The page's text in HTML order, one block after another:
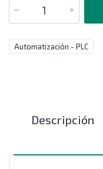
Automatización - PLC
Descripción